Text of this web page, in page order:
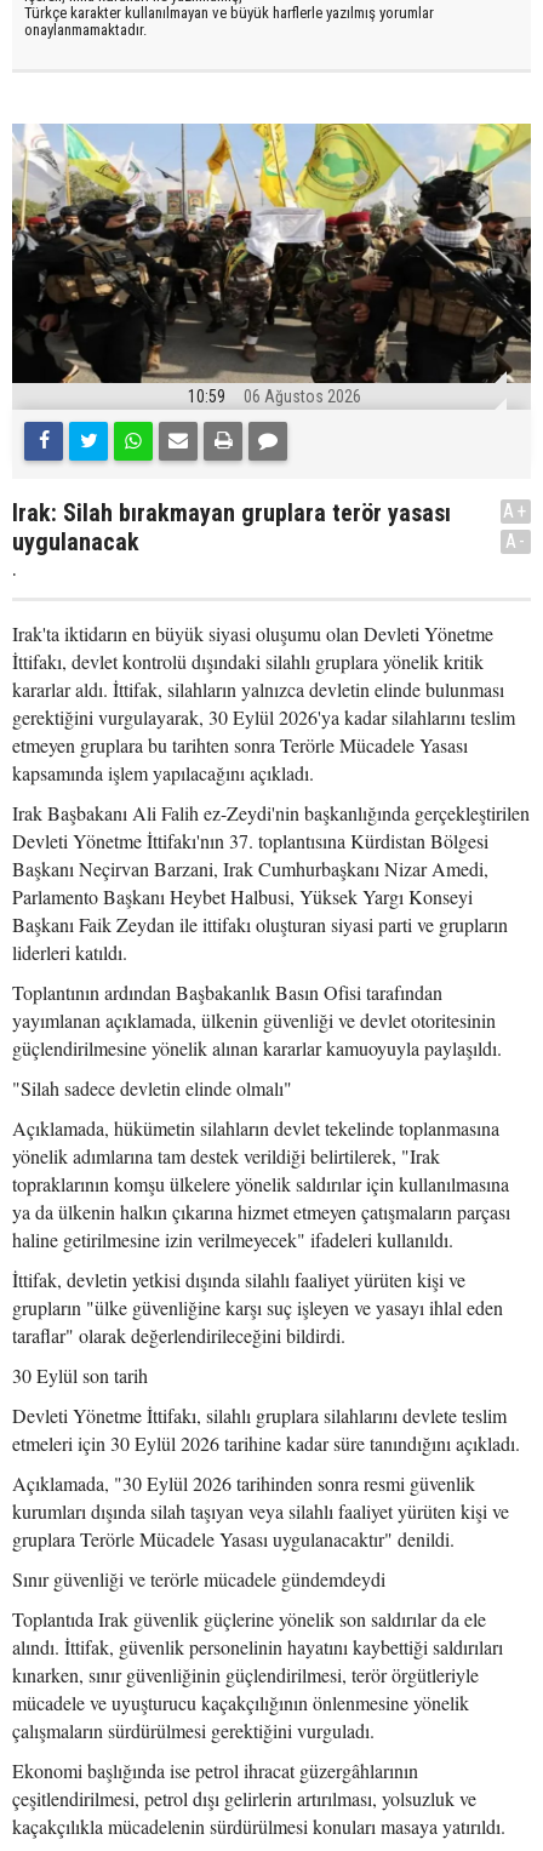
Türkçe karakter kullanılmayan ve büyük harflerle yazılmış yorumlar
onaylanmamaktadır.
10:59 06 Ağustos 2026
Irak: Silah bırakmayan gruplara terör yasası
uygulanacak
.
A+
A-
Irak'ta iktidarın en büyük siyasi oluşumu olan Devleti Yönetme
İttifakı, devlet kontrolü dışındaki silahlı gruplara yönelik kritik
kararlar aldı. İttifak, silahların yalnızca devletin elinde bulunması
gerektiğini vurgulayarak, 30 Eylül 2026'ya kadar silahlarını teslim
etmeyen gruplara bu tarihten sonra Terörle Mücadele Yasası
kapsamında işlem yapılacağını açıkladı.
Irak Başbakanı Ali Falih ez-Zeydi'nin başkanlığında gerçekleştirilen
Devleti Yönetme İttifakı'nın 37. toplantısına Kürdistan Bölgesi
Başkanı Neçirvan Barzani, Irak Cumhurbaşkanı Nizar Amedi,
Parlamento Başkanı Heybet Halbusi, Yüksek Yargı Konseyi
Başkanı Faik Zeydan ile ittifakı oluşturan siyasi parti ve grupların
liderleri katıldı.
Toplantının ardından Başbakanlık Basın Ofisi tarafından
yayımlanan açıklamada, ülkenin güvenliği ve devlet otoritesinin
güçlendirilmesine yönelik alınan kararlar kamuoyuyla paylaşıldı.
"Silah sadece devletin elinde olmalı"
Açıklamada, hükümetin silahların devlet tekelinde toplanmasına
yönelik adımlarına tam destek verildiği belirtilerek, "Irak
topraklarının komşu ülkelere yönelik saldırılar için kullanılmasına
ya da ülkenin halkın çıkarına hizmet etmeyen çatışmaların parçası
haline getirilmesine izin verilmeyecek" ifadeleri kullanıldı.
İttifak, devletin yetkisi dışında silahlı faaliyet yürüten kişi ve
grupların "ülke güvenliğine karşı suç işleyen ve yasayı ihlal eden
taraflar" olarak değerlendirileceğini bildirdi.
30 Eylül son tarih
Devleti Yönetme İttifakı, silahlı gruplara silahlarını devlete teslim
etmeleri için 30 Eylül 2026 tarihine kadar süre tanındığını açıkladı.
Açıklamada, "30 Eylül 2026 tarihinden sonra resmi güvenlik
kurumları dışında silah taşıyan veya silahlı faaliyet yürüten kişi ve
gruplara Terörle Mücadele Yasası uygulanacaktır" denildi.
Sınır güvenliği ve terörle mücadele gündemdeydi
Toplantıda Irak güvenlik güçlerine yönelik son saldırılar da ele
alındı. İttifak, güvenlik personelinin hayatını kaybettiği saldırıları
kınarken, sınır güvenliğinin güçlendirilmesi, terör örgütleriyle
mücadele ve uyuşturucu kaçakçılığının önlenmesine yönelik
çalışmaların sürdürülmesi gerektiğini vurguladı.
Ekonomi başlığında ise petrol ihracat güzergâhlarının
çeşitlendirilmesi, petrol dışı gelirlerin artırılması, yolsuzluk ve
kaçakçılıkla mücadelenin sürdürülmesi konuları masaya yatırıldı.